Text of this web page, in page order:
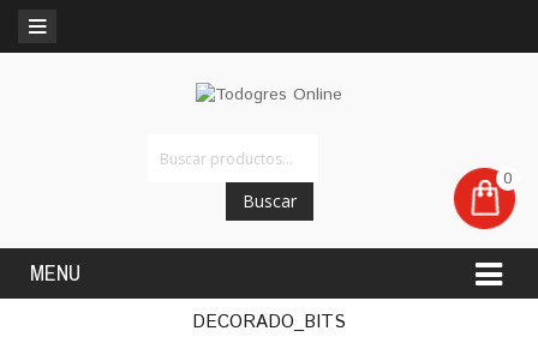
0
MENU
Buscar
DECORADO_BITS